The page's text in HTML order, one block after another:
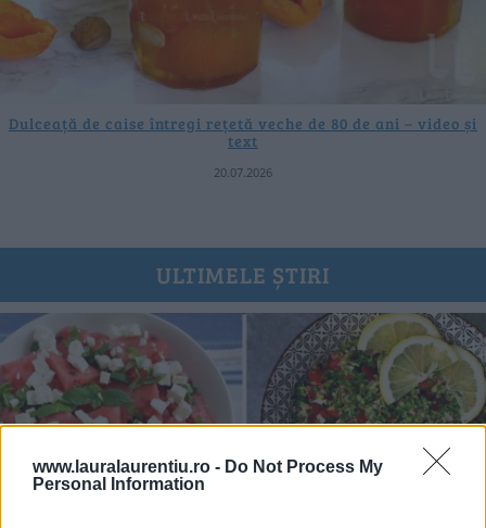
www.lauralaurentiu.ro - Do Not Process My
Personal Information
Dulceață de caise întregi rețetă veche de 80 de ani – video și
text
20.07.2026
ULTIMELE ȘTIRI